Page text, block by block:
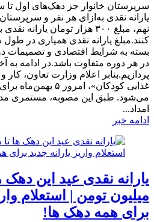
یارانه نقدی به‌ازای هر نفر و
نهم، مبلغ ۳۰۰ هزار تومان
کنند.مبلغ یارانه نقدی همیاری در
بسته به شرایط اقتصادی و تصمیمات
در هر دوره متفاوت باشد.در ادامه به
پردازیم.بنابر اعلام وزارت تعاون، کار
می‌شود. طبق این مصوبه، مستمری
امداد...
ادامه خبر
میلیون تومن | استعلام
برای همه دهک ها!